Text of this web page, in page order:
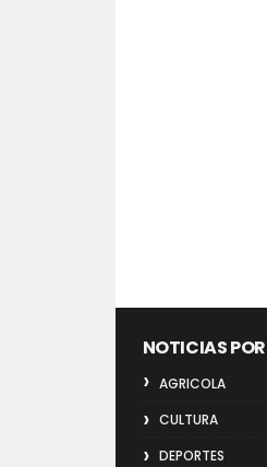
NOTICIAS
AGRICOLA
CULTURA
DEPORTES